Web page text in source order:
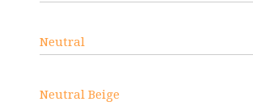
Neutral
Neutral Beige